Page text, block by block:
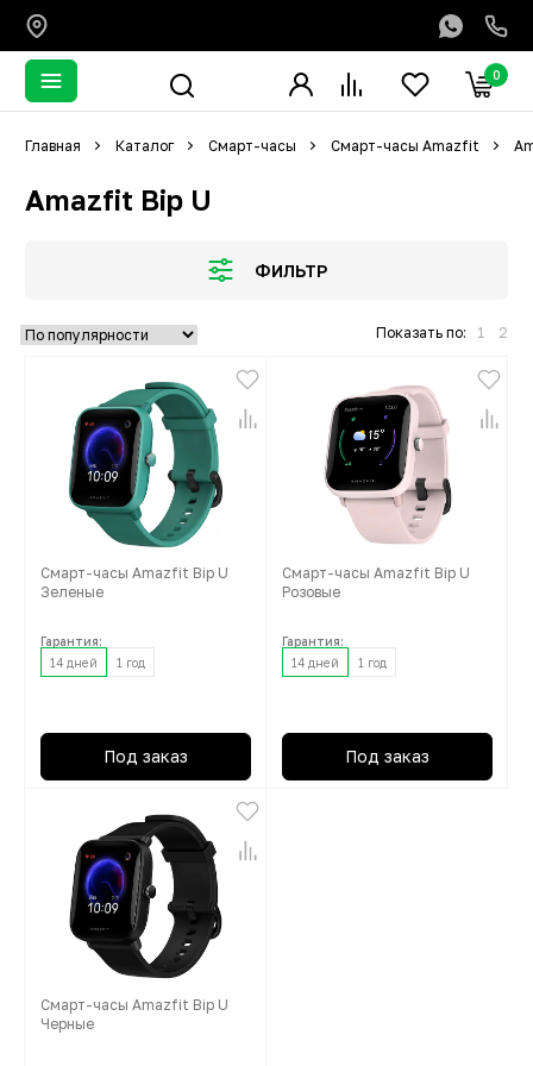
0
Главная Каталог Смарт-часы Смарт-часы Amazfit
Amazfit Bip U
ФИЛЬТР
Показать по: 1 2
Смарт-часы Amazfit Bip U
Зеленые
Гарантия:
14 дней
1 год
Под заказ
Смарт-часы Amazfit Bip U
Розовые
Гарантия:
14 дней
1 год
Под заказ
Смарт-часы Amazfit Bip U
Черные